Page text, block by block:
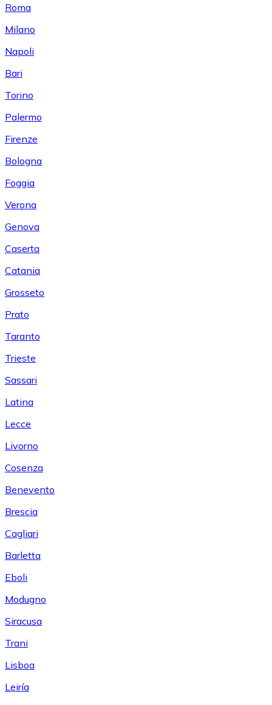
Roma
Milano
Napoli
Bari
Torino
Palermo
Firenze
Bologna
Foggia
Verona
Genova
Caserta
Catania
Grosseto
Prato
Taranto
Trieste
Sassari
Latina
Lecce
Livorno
Cosenza
Benevento
Brescia
Cagliari
Barletta
Eboli
Modugno
Siracusa
Trani
Lisboa
Leiría